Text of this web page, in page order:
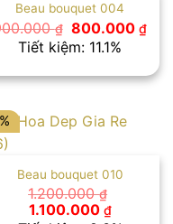
Beau bouquet 004
₫ Giá
gốc
là:
800.000₫Giá
là:
Tiết kiệm: 11.1%
Beau bouquet 010
1.200.000₫
Giá
1.100.000 ₫Giá